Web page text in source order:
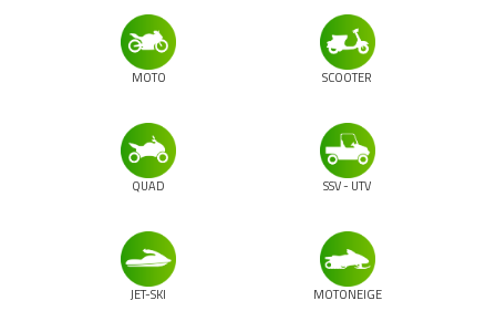
MOTO SCOOTER
QUAD SSV - UTV
JET-SKI MOTONEIGE